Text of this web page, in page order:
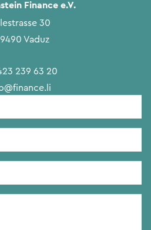
Finance e.V.
30
9490 Vaduz
239 63 20